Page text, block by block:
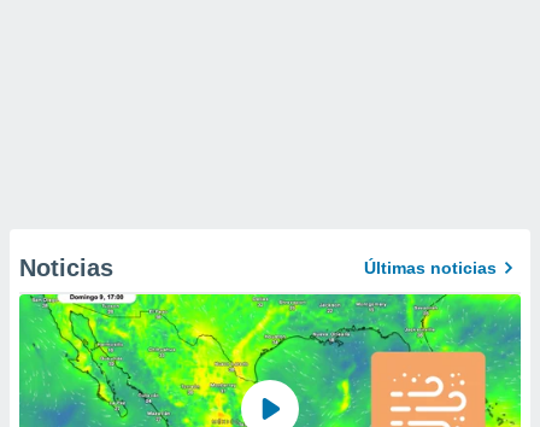
Noticias Últimas noticias